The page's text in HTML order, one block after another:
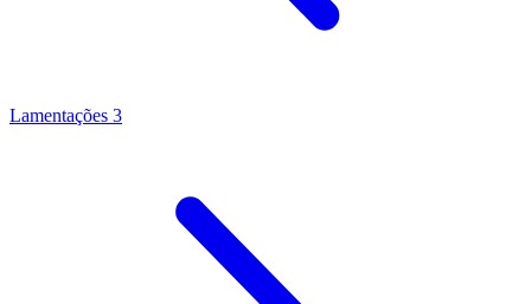
Lamentações 3